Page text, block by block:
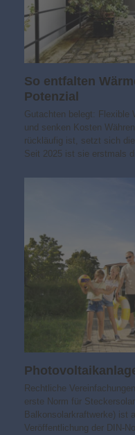
So entfalten
Potenzial
Gutachten belegt: Flexible
und senken Kosten
rückläufig ist, setzt sich
Seit 2025 ist sie erstmals
Rechtliche
erste Norm für
Balkonsolarkraftwerke) ist
Veröffentlichung der DIN-